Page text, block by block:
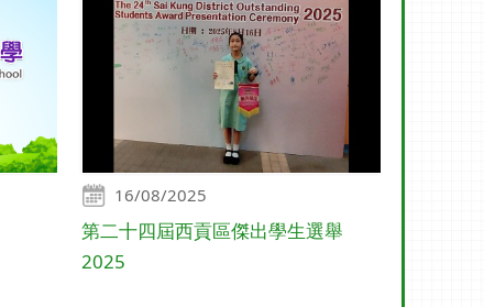
16/08/2025
第二十四屆西貢區傑出學生選舉
2025